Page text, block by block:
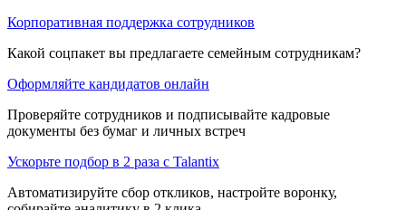
Корпоративная поддержка сотрудников
Какой соцпакет вы предлагаете семейным сотрудникам?
Оформляйте кандидатов онлайн
Проверяйте сотрудников и подписывайте кадровые
документы без бумаг и личных встреч
Ускорьте подбор в 2 раза с Talantix
Автоматизируйте сбор откликов, настройте воронку,